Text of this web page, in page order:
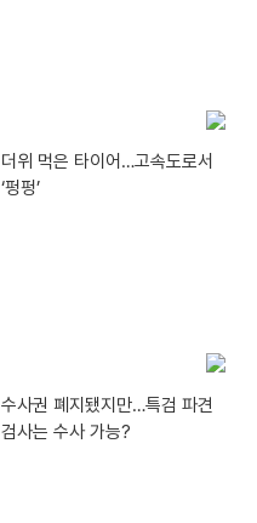
더위 먹은 타이어…고속도로서
‘펑펑’
수사권 폐지됐지만…특검 파견
검사는 수사 가능?